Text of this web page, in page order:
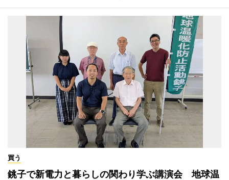
買う
銚子で新電力と暮らしの関わり学ぶ講演会 地球温